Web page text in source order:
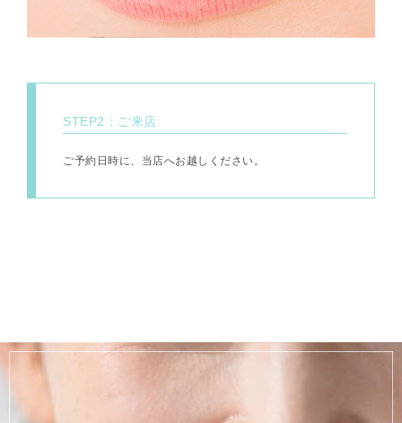
STEP2：ご来店
ご予約日時に、当店へお越しください。